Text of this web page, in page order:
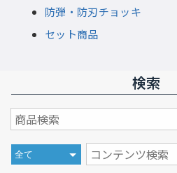
防弾・防刃チョッキ
セット商品
検索